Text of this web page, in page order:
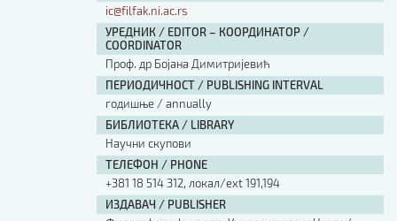
ic@filfak.ni.ac.rs
УРЕДНИК / EDITOR – КООРДИНАТОР /
COORDINATOR
Проф. др Бојана Димитријевић
ПЕРИОДИЧНОСТ / PUBLISHING INTERVAL
годишње / annually
БИБЛИОТЕКА / LIBRARY
Научни скупови
ТЕЛЕФОН / PHONE
+381 18 514 312, локал/ext 191,194
ИЗДАВАЧ / PUBLISHER